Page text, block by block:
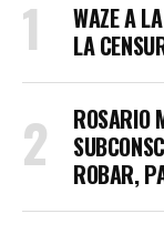
WAZE A
LA
ROSARIO
ROBAR,